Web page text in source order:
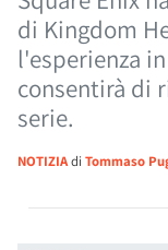
di Kingdom
l'esperienza
consentirà di
serie.
NOTIZIAdi Tommaso